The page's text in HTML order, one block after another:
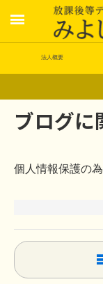
法人概要
ブログに
個人情報保護の